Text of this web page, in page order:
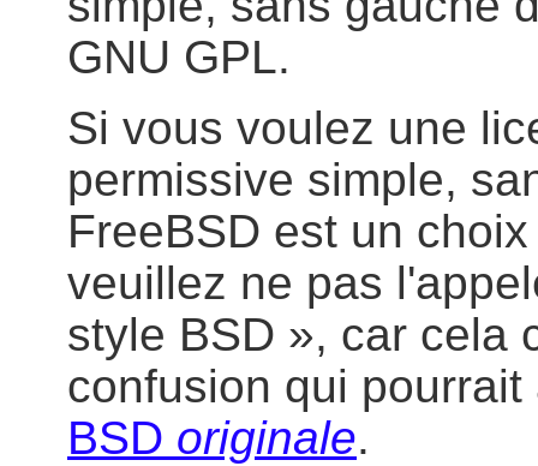
GNU GPL.
Si vous voulez une
permissive simple,
FreeBSD est un
veuillez ne pas
style BSD », car cela
confusion qui
BSD originale.